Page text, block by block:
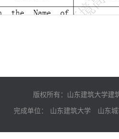
版权所有：山东建筑大学建
完成单位： 山东建筑大学 山东